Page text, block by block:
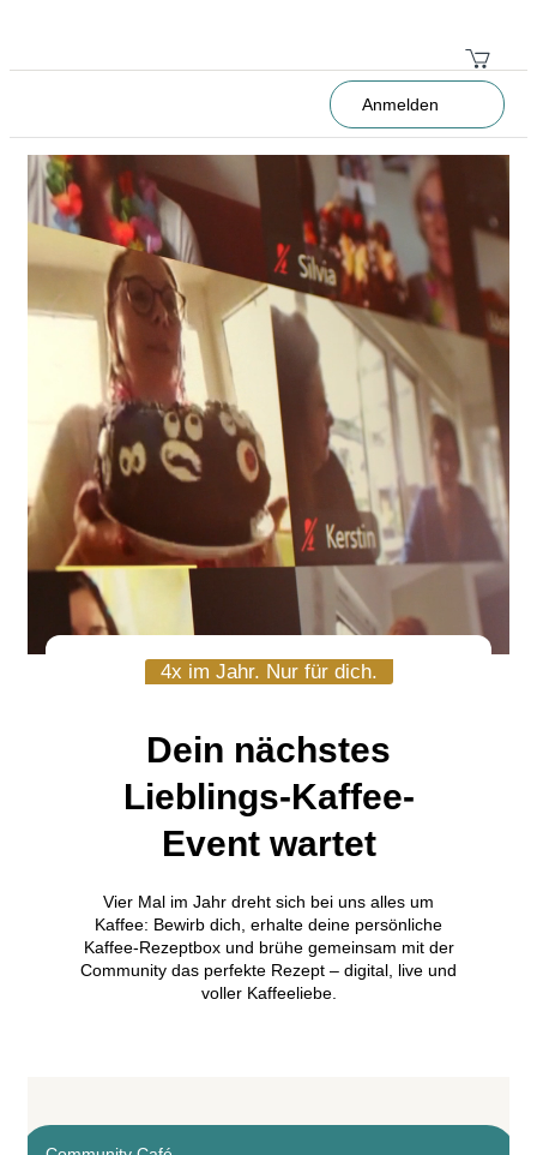
Anmelden
4x im Jahr. Nur für dich.
Dein nächstes
Lieblings-Kaffee-
Event wartet
Vier Mal im Jahr dreht sich bei uns alles um
Kaffee: Bewirb dich, erhalte deine persönliche
Kaffee-Rezeptbox und brühe gemeinsam mit der
Community das perfekte Rezept – digital, live und
voller Kaffeeliebe.